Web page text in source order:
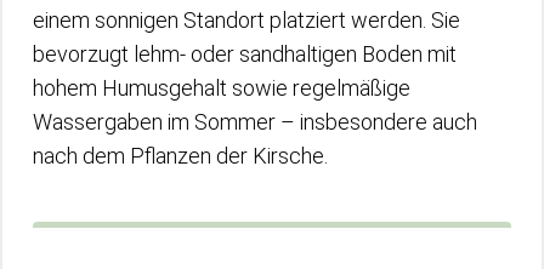
einem sonnigen Standort platziert werden. Sie
bevorzugt lehm- oder sandhaltigen Boden mit
hohem Humusgehalt sowie regelmäßige
Wassergaben im Sommer – insbesondere auch
nach dem Pflanzen der Kirsche.